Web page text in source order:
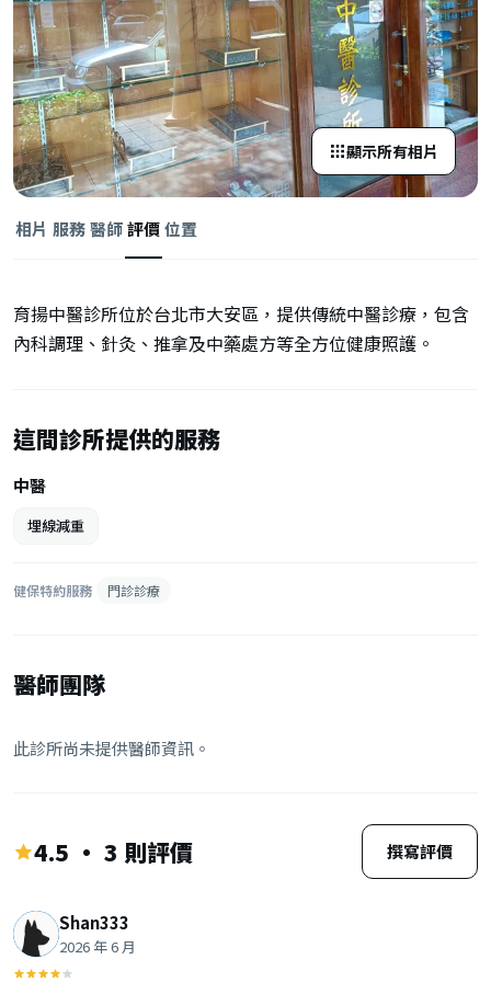
顯示所有相片
相片 服務醫師評價位置
育揚中醫診所位於台北市大安區，提供傳統中醫診療，包含
內科調理、針灸、推拿及中藥處方等全方位健康照護。
這間診所提供的服務
中醫
埋線減重
健保特約服務 門診診療
醫師團隊
此診所尚未提供醫師資訊。
4.5 · 3 則評價 撰寫評價
Shan333
2026 年 6 月